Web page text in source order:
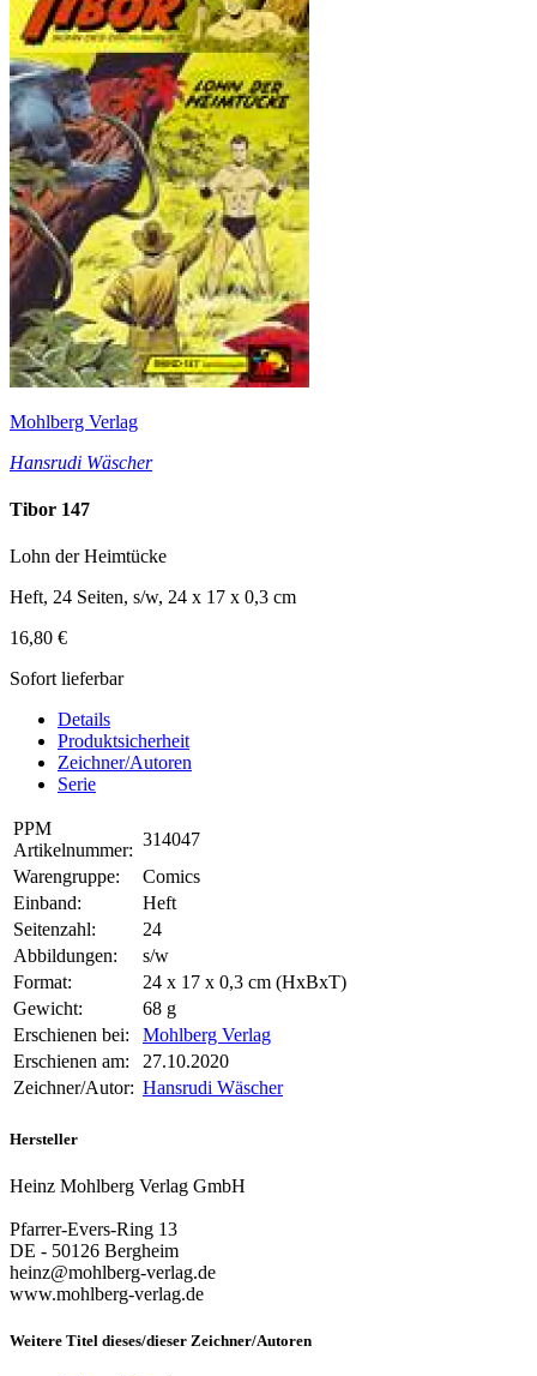
Mohlberg Verlag
Hansrudi Wäscher
Tibor 147
Lohn der Heimtücke
Heft, 24 Seiten, s/w, 24 x 17 x 0,3 cm
16,80 €
Sofort lieferbar
Details
Produktsicherheit
Zeichner/Autoren
Serie
PPM
Artikelnummer:
314047
Warengruppe:
Comics
Einband:
Heft
Seitenzahl:
24
Abbildungen:
s/w
Format:
24 x 17 x 0,3 cm (HxBxT)
Gewicht:
68 g
Erschienen bei:
Mohlberg Verlag
Erschienen am:
27.10.2020
Zeichner/Autor: Hansrudi Wäscher
Hersteller
Heinz Mohlberg Verlag GmbH
Pfarrer-Evers-Ring 13
DE - 50126 Bergheim
heinz@mohlberg-verlag.de
www.mohlberg-verlag.de
Weitere Titel dieses/dieser Zeichner/Autoren